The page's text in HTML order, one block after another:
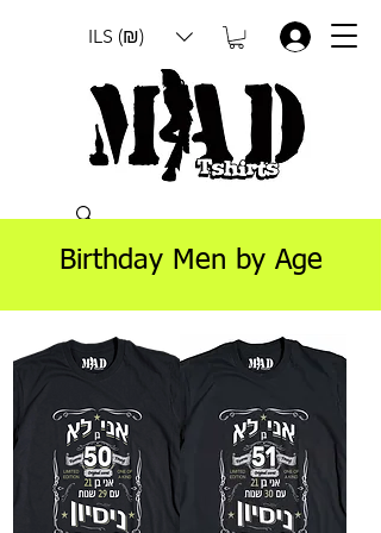
ILS (₪) .
Birthday Men by Age